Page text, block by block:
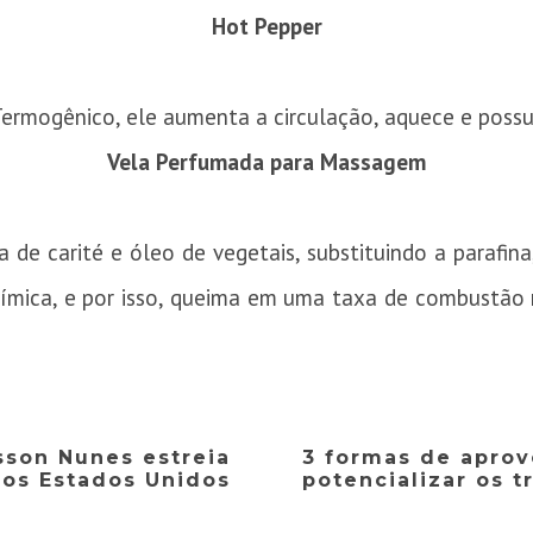
Hot Pepper
ele aumenta a circulação, aquece e
Vela Perfumada para Massagem
de carité e óleo de vegetais, substituindo a
e por isso, queima em uma taxa de
Nunes estreia
Estados Unidos
3 formas de
potencializar os